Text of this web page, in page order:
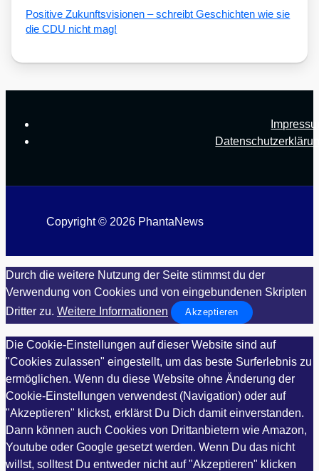
Posi­ti­ve Zukunfts­vi­sio­nen – schreibt Geschich­ten wie sie
die CDU nicht mag!
Copyright © 2026 PhantaNews
Durch die weitere Nutzung der Seite stimmst du der
Verwendung von Cookies und von eingebundenen Skripten
Dritter zu. Weitere Informationen Akzeptieren
Die Cookie-Einstellungen auf dieser Website sind auf
"Cookies zulassen" eingestellt, um das beste Surferlebnis zu
ermöglichen. Wenn du diese Website ohne Änderung der
Cookie-Einstellungen verwendest (Navigation) oder auf
"Akzeptieren" klickst, erklärst Du Dich damit einverstanden.
Dann können auch Cookies von Drittanbietern wie Amazon,
Youtube oder Google gesetzt werden. Wenn Du das nicht
willst, solltest Du entweder nicht auf "Akzeptieren" klicken